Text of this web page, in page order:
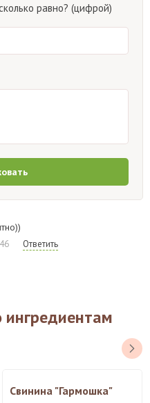
равно? (цифрой)
Ответить
Свинина "Гармошка"